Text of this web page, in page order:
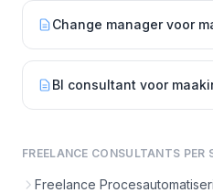
Change manager voor
BI consultant voor
FREELANCE CONSULTANTS PER
Freelance